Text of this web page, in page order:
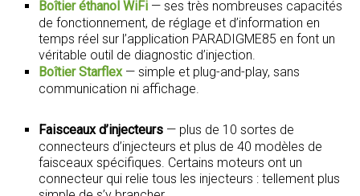
Boîtier éthanol WiFi — ses très nombreuses capacités
de fonctionnement, de réglage et d’information en
temps réel sur l’application PARADIGME85 en font un
véritable outil de diagnostic d’injection.
Boîtier Starflex— simple et plug-and-play, sans
communication ni affichage.
Faisceaux d’injecteurs — plus de 10 sortes de
connecteurs d’injecteurs et plus de 40 modèles de
faisceaux spécifiques. Certains moteurs ont un
connecteur qui relie tous les injecteurs : tellement plus